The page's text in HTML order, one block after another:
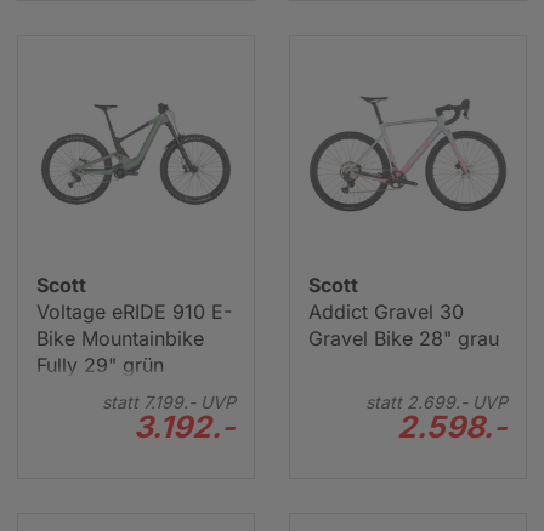
Scott
Voltage eRIDE 910 E-
Bike Mountainbike
Fully 29" grün
statt 7.199.-UVP
3.192.-
Scott
Addict Gravel 30
Gravel Bike 28" grau
statt 2.699.-UVP
2.598.-